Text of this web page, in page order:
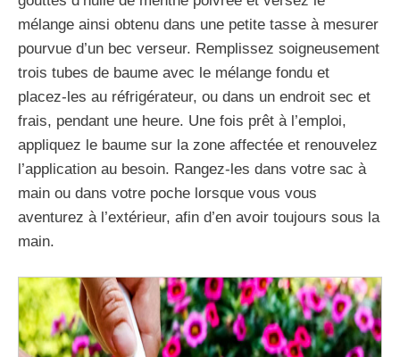
mélange ainsi obtenu dans une petite tasse à mesurer
pourvue d’un bec verseur. Remplissez soigneusement
trois tubes de baume avec le mélange fondu et
placez-les au réfrigérateur, ou dans un endroit sec et
frais, pendant une heure. Une fois prêt à l’emploi,
appliquez le baume sur la zone affectée et renouvelez
l’application au besoin. Rangez-les dans votre sac à
main ou dans votre poche lorsque vous vous
aventurez à l’extérieur, afin d’en avoir toujours sous la
main.